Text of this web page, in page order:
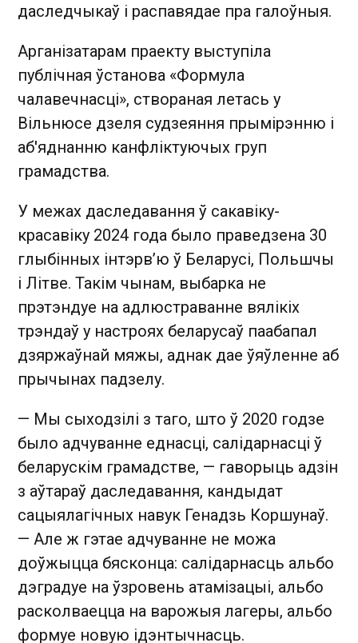
даследчыкаў і распавядае пра галоўныя.
Арганізатарам праекту выступіла
публічная ўстанова «Формула
чалавечнасці», створаная летась у
Вільнюсе дзеля судзеяння прымірэнню і
аб'яднанню канфліктуючых груп
грамадства.
У межах даследавання ў сакавіку-
красавіку 2024 года было праведзена 30
глыбінных інтэрв’ю ў Беларусі, Польшчы
і Літве. Такім чынам, выбарка не
прэтэндуе на адлюстраванне вялікіх
трэндаў у настроях беларусаў паабапал
дзяржаўнай мяжы, аднак дае ўяўленне аб
прычынах падзелу.
— Мы сыходзілі з таго, што ў 2020 годзе
было адчуванне еднасці, салідарнасці ў
беларускім грамадстве, — гаворыць адзін
з аўтараў даследавання, кандыдат
сацыялагічных навук Генадзь Коршунаў.
— Але ж гэтае адчуванне не можа
доўжыцца бясконца: салідарнасць альбо
дэградуе на ўзровень атамізацыі, альбо
расколваецца на варожыя лагеры, альбо
формуе новую ідэнтычнасць.